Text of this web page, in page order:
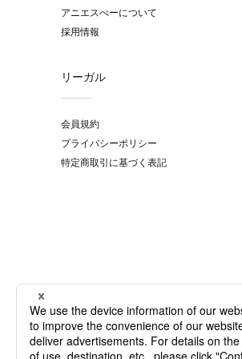
アニエスべーについて
採用情報
リーガル
会員規約
プライバシーポリシー
特定商取引に基づく表記